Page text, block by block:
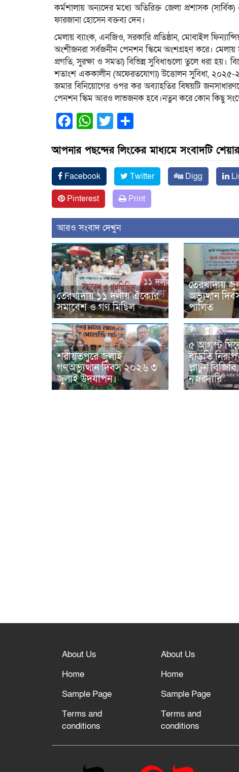
কর্মশালায় অন্যদের মধ্যে অতিরিক্ত জেলা প্রশাসক
ফারজানা হোসেন বক্তব্য দেন।
মেলায় ব্যাংক, এনজিও, সরকারি প্রতিষ্ঠান, মোবাইল
অংশীজনরা সর্বজনীন পেনশন স্কিমে অংশগ্রহণ করে। মেলায়
প্রগতি, সুরক্ষা ও সমতা) বিভিন্ন সুবিধাগুলো তুলে ধরা
শতাংশ এককালীন (অফেরতযোগ্য) উত্তোলন সুবিধা, ২০২৫-
জমার বিনিয়োগের ওপর কর অব্যাহতির বিষয়টি
পেনশন স্কিম আরও লাভজনক হবে।নতুন করে কোন কিছু
Facebook
WhatsApp
Twitter
আপনার পছন্দের লিংকের মাধ্যমে সংবাদটি
Facebook Twitter Digg
Pinterest
Print
আরও সংবাদ দেখুন
তেরখাদায় ১১ দলীয় ঐক্যের
সমাবেশ ও গণ মিছিল
তেরখাদায়
অভ্যুত্থান
পালিত
শরীয়তপুরে জুলাই
গণঅভ্যুত্থান দিবস ২০২৬ ৩
জুলাই উদযাপন।
৫ আগস্ট
বাড়তি
প্লাটুন
নজরদারি
About Us
Home
Sample Page
Terms and
conditions
About Us
Home
Sample Page
Terms and
conditions